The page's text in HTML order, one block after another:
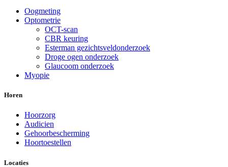
Oogmeting
Optometrie
OCT-scan
CBR keuring
Esterman gezichtsveldonderzoek
Droge ogen onderzoek
Glaucoom onderzoek
Myopie
Horen
Hoorzorg
Audicien
Gehoorbescherming
Hoortoestellen
Locaties